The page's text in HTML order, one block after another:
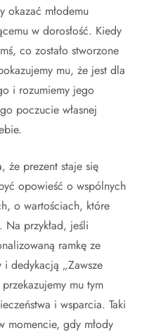
okazać młodemu
w dorosłość. Kiedy
co zostało stworzone
mu, że jest dla
i rozumiemy jego
poczucie własnej
że prezent staje się
opowieść o wspólnych
o wartościach, które
Na przykład, jeśli
ramkę ze
dedykacją „Zawsze
mu tym
i wsparcia. Taki
momencie, gdy młody